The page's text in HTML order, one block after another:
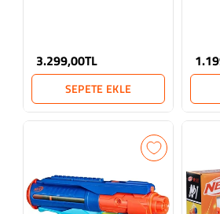
3.299,00TL
SEPETE EKLE